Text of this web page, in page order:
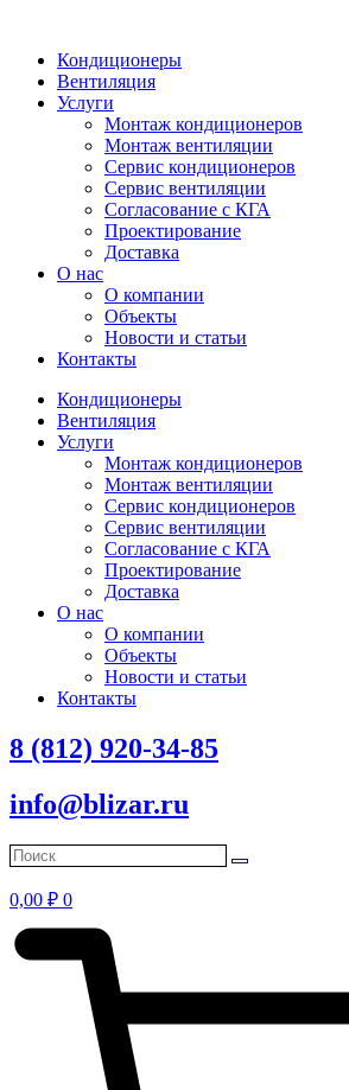
Кондиционеры
Вентиляция
Услуги
Монтаж кондиционеров
Монтаж вентиляции
Сервис кондиционеров
Сервис вентиляции
Согласование с КГА
Проектирование
Доставка
О нас
О компании
Объекты
Новости и статьи
Контакты
Кондиционеры
Вентиляция
Услуги
Монтаж кондиционеров
Монтаж вентиляции
Сервис кондиционеров
Сервис вентиляции
Согласование с КГА
Проектирование
Доставка
О нас
О компании
Объекты
Новости и статьи
Контакты
8 (812) 920-34-85
info@blizar.ru
0,00 ₽ 0